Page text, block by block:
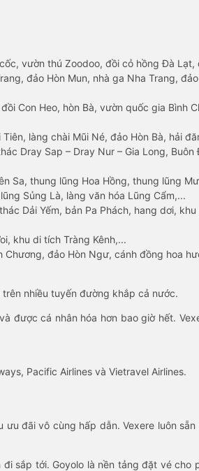
vườn thú Zoodoo, đồi cỏ hồng Đà Lạt,
đảo Hòn Mun, nhà ga Nha Trang,
Con Heo, hòn Bà, vườn quốc gia Bình
làng chài Mũi Né, đảo Hòn Bà, hải
Dray Sap – Dray Nur – Gia Long, Buôn
Sa, thung lũng Hoa Hồng, thung lũng
Sủng Là, làng văn hóa Lũng Cẩm,...
Dải Yếm, bản Pa Phách, hang dơi,
khu di tích Tràng Kênh,...
Chương, đảo Hòn Ngư, cánh đồng hoa
nhiều tuyến đường khắp cả nước.
được cá nhân hóa hơn bao giờ hết.
Pacific Airlines và Vietravel Airlines.
đãi vô cùng hấp dẫn. Vexere luôn sẵn
đi sắp tới. Goyolo là nền tảng đặt vé cho